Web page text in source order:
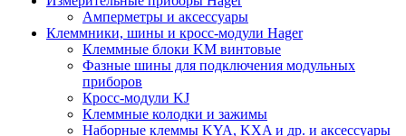
Амперметры и аксессуары
Клеммники, шины и кросс-модули Hager
Клеммные блоки KM винтовые
Фазные шины для подключения модульных
приборов
Кросс-модули KJ
Клеммные колодки и зажимы
Наборные клеммы KYA, KXA и др. и аксессуары